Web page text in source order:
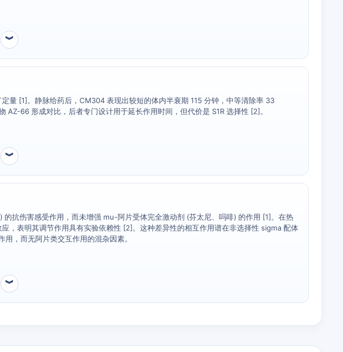
︾
量 [1]。静脉给药后，CM304 表现出较短的体内半衰期 115 分钟，中等清除率 33
66 形成对比，后者专门设计用于延长作用时间，但代价是 S1R 选择性 [2]。
︾
抗伤害感受作用，而未增强 mu-阿片受体完全激动剂 (芬太尼、吗啡) 的作用 [1]。在热
，表明其调节作用具有实验依赖性 [2]。这种差异性的相互作用谱在非选择性 sigma 配体
，而无阿片类交互作用的混杂因素。
︾